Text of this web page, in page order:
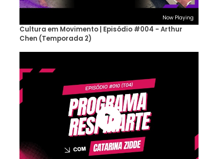
Now Playing
Cultura em Movimento | Episódio #004 - Arthur
Chen (Temporada 2)